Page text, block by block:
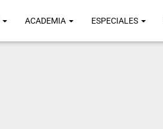
ACADEMIA ESPECIALES